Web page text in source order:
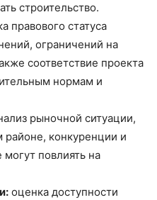
строительство.
правового статуса
ограничений на
соответствие проекта
нормам и
рыночной ситуации,
районе, конкуренции и
повлиять на
оценка доступности